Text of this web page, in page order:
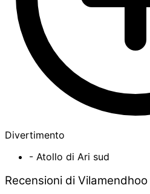
Divertimento
- Atollo di Ari sud
Recensioni di